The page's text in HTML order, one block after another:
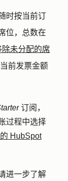
时按当前订
位，总数在
除未分配的席
前发票金额
订阅，
过程中选择
HubSpot
进一步了解